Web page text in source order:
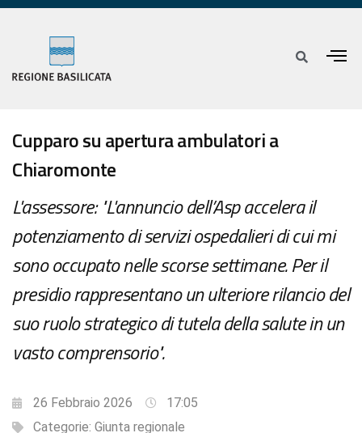
Cupparo su apertura ambulatori a
Chiaromonte
L'assessore: "L'annuncio dell’Asp accelera il
potenziamento di servizi ospedalieri di cui mi
sono occupato nelle scorse settimane. Per il
presidio rappresentano un ulteriore rilancio del
suo ruolo strategico di tutela della salute in un
vasto comprensorio".
26 Febbraio 2026
17:05
Categorie: Giunta regionale